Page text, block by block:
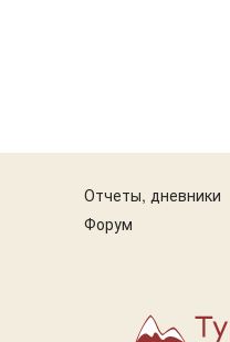
Отчеты, дневники
Форум